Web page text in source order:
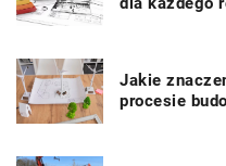
Jakie
procesie